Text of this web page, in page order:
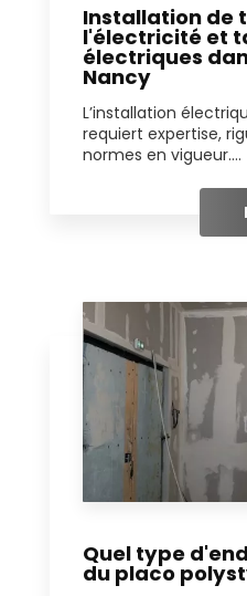
Installation de
l'électricité et
électriques
Nancy
L’installation
requiert expertise,
normes en vigueur....
Quel type
du placo